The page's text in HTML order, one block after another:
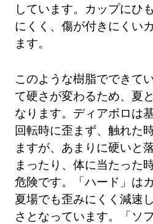
しています。カップにひ
にくく、傷が付きにくい
ます。
このような樹脂でできて
て硬さが変わるため、夏
なります。ディアボロは
回転時に歪まず、触れた
ますが、あまりに硬いと
まったり、体に当たった
危険です。「ハード」は
夏場でも歪みにくく減速
さとなっています。「ソ